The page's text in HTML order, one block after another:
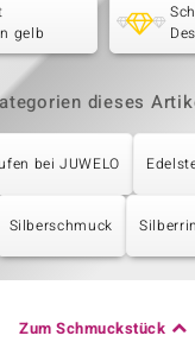
gelb
dieses
bei JUWELO
Silberschmuck
Zum Schmuckstück